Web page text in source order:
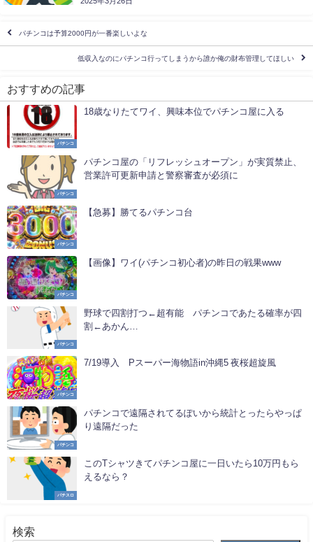
パチンコは予算2000円が一番楽しいよな
低収入なのにパチンコ行ってしまうから誰か俺の財布管理してほしい
おすすめの記事
パチンコ
18歳なりたてワイ、興味本位でパチンコ屋に入る
パチンコ
パチンコ屋の「リフレッシュオープン」が実質禁止、
営業許可更新申請と警察審査が必須に
パチンコ
【急募】勝てるパチンコ台
パチンコ
【画像】ワイ(パチンコ初心者)の昨日の戦果www
パチンコ
野球で四割打つ←超有能 パチンコであたる確率が四
割←あかん…
パチンコ
7/19導入 Pスーパー海物語in沖縄5 夜桜超旋風
パチンコ
パチンコで遠隔されてるぽいから統計とったらやっぱ
り遠隔だった
パチスロ
このTシャツきてパチンコ屋に一日いたら10万円もら
えるなら？
検索